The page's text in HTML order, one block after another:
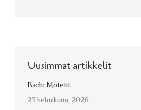
Uusimmat artikkelit
Bach: Motetit
23 helmikuun, 2026